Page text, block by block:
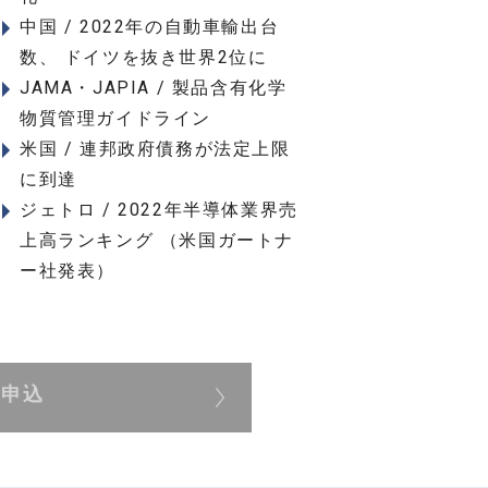
中国 / 2022年の自動車輸出台
数、 ドイツを抜き世界2位に
JAMA・JAPIA / 製品含有化学
物質管理ガイドライン
米国 / 連邦政府債務が法定上限
に到達
ジェトロ / 2022年半導体業界売
上高ランキング （米国ガートナ
ー社発表）
込